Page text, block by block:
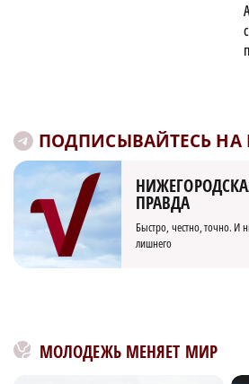
ПОДПИСЫВАЙТЕСЬ НА
ПРАВДА
Быстро, честно, точно. И
лишнего
МОЛОДЕЖЬ МЕНЯЕТ МИР